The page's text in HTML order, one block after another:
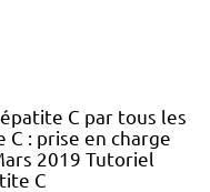
C par tous les
C : prise en charge
2019 Tutoriel
C